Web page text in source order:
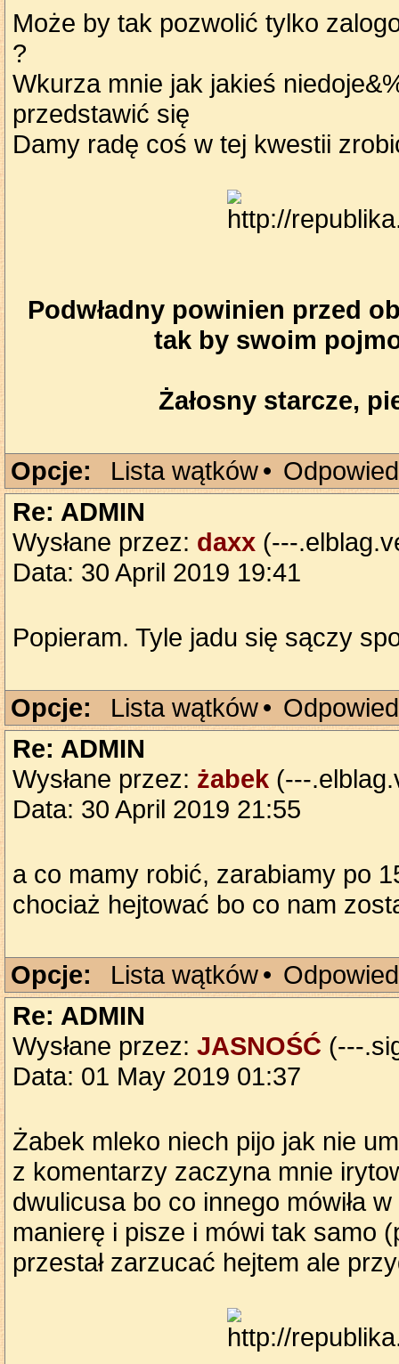
Może by tak pozwolić tylko
?
Wkurza mnie jak jakieś
przedstawić się
Damy radę coś w tej kwestii
Podwładny powinien przed
tak by swoim
Żałosny starcze,
Opcje: Lista wątków•
Re: ADMIN
Wysłane przez: daxx (---
Data: 30 April 2019 19:41
Popieram. Tyle jadu się sączy
Opcje: Lista wątków•
Re: ADMIN
Wysłane przez: żabek (---
Data: 30 April 2019 21:55
a co mamy robić, zarabiamy po
chociaż hejtować bo co nam
Opcje: Lista wątków•
Re: ADMIN
Wysłane przez: JASNOŚĆ (---
Data: 01 May 2019 01:37
Żabek mleko niech pijo jak nie
z komentarzy zaczyna mnie
dwulicusa bo co innego mówiła
manierę i pisze i mówi tak samo
przestał zarzucać hejtem ale